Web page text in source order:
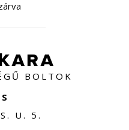
BOLTOK
U. 5.